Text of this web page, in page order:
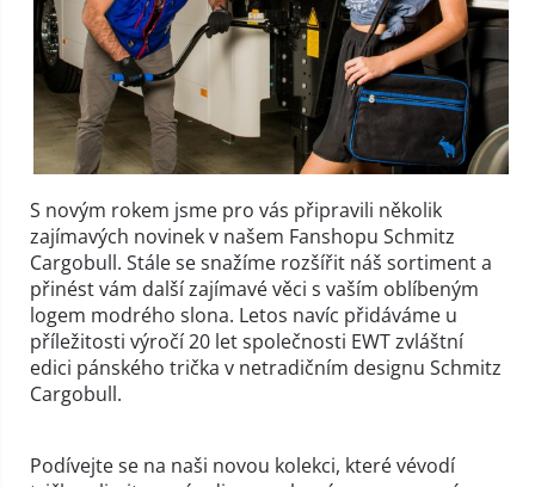
S novým rokem jsme pro vás připravili několik
zajímavých novinek v našem Fanshopu Schmitz
Cargobull. Stále se snažíme rozšířit náš sortiment a
přinést vám další zajímavé věci s vaším oblíbeným
logem modrého slona. Letos navíc přidáváme u
příležitosti výročí 20 let společnosti EWT zvláštní
edici pánského trička v netradičním designu Schmitz
Cargobull.
Podívejte se na naši novou kolekci, které vévodí